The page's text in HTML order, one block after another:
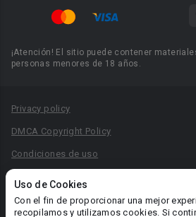
Uso de Cookies
Con el fin de proporcionar una mejor
recopilamos y utilizamos cookies. Si
¡Atención! El sitio puede contener
personas menores de 18 años.
Privacy policy
DMCA Copyright Policy
Condiciones de uso
Reglas para la publicación de libros